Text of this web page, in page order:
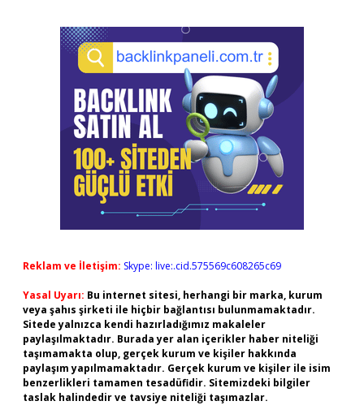
Reklam ve İletişim: Skype: live:.cid.575569c608265c69
Yasal Uyarı: Bu internet sitesi, herhangi bir marka, kurum
veya şahıs şirketi ile hiçbir bağlantısı bulunmamaktadır.
Sitede yalnızca kendi hazırladığımız makaleler
paylaşılmaktadır. Burada yer alan içerikler haber niteliği
taşımamakta olup, gerçek kurum ve kişiler hakkında
paylaşım yapılmamaktadır. Gerçek kurum ve kişiler ile isim
benzerlikleri tamamen tesadüfidir. Sitemizdeki bilgiler
taslak halindedir ve tavsiye niteliği taşımazlar.